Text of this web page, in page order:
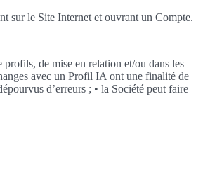
sur le Site Internet et ouvrant un Compte.
de mise en relation et/ou dans les
avec un Profil IA ont une finalité de
d’erreurs ; • la Société peut faire